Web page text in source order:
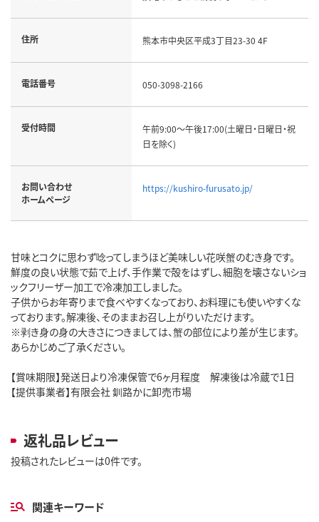
住所 熊本市中央区平成3丁目23-30 4F
電話番号 050-3098-2166
受付時間
午前9:00～午後17:00(土曜日・日曜日・祝
日を除く)
お問い合わせ
ホームページ
https://kushiro-furusato.jp/
甘味とコクに思わず唸ってしまうほど美味しい花咲蟹のむき身です。
鮮度の良い状態で茹で上げ、手作業で殻をはずし、細胞を壊さないショ
ックフリーザー加工で冷凍加工しました。
子供からお年寄りまで食べやすくなっており、お料理にも使いやすくな
っております。解凍後、そのままお召し上がりいただけます。
※剥き身の身の大きさにつきましては、蟹の部位により差が生じます。
あらかじめご了承ください。
【賞味期限】発送日より冷凍保管で6ヶ月程度 解凍後は冷蔵で1日
【提供事業者】有限会社 釧路かに卸売市場
返礼品レビュー
投稿されたレビューは0件です。
関連キーワード